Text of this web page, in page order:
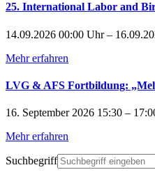
25. International Labor and
14.09.2026 00:00 Uhr –
Mehr erfahren
LVG & AFS Fortbildung:
16. September 2026 15:30 –
Mehr erfahren
Suchbegriff